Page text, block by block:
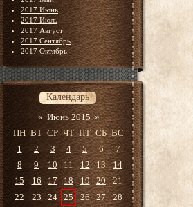
2017 Июнь
2017 Июль
2017 Август
2017 Сентябрь
2017 Октябрь
Календарь
« Июнь 2015 »
ПН ВТ СР ЧТ ПТ СБ ВС
1
2 3 4 5 6
7
8
9 10 11 12 13
14
15
16 17 18 19 20
21
22
23 24 25 26 27
28